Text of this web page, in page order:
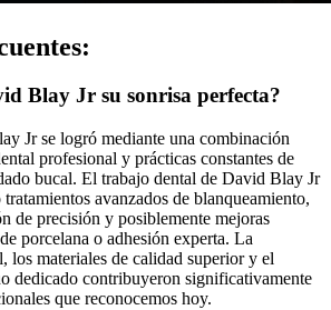
Blay Jr su sonrisa perfecta?
Jr se logró mediante una combinación
profesional y prácticas constantes de
bucal. El trabajo dental de David Blay Jr
avanzados de blanqueamiento,
de precisión y posiblemente mejoras
porcelana o adhesión experta. La
los materiales de calidad superior y el
dedicado contribuyeron significativamente
que reconocemos hoy.